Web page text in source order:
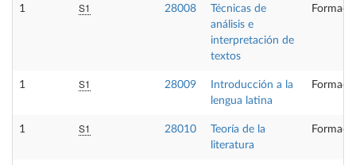
1 S1 28008
Técnicas de
análisis e
interpretación de
textos
1 S1 28009
Introducción a la
lengua latina
1 S1 28010
Teoría de la
literatura